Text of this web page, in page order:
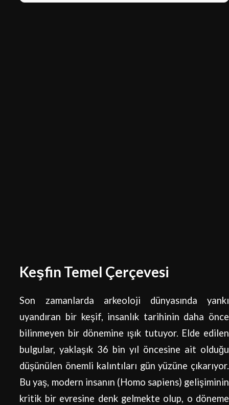
Keşfin Temel Çerçevesi
Son zamanlarda arkeoloji dünyasında yankı
uyandıran bir keşif, insanlık tarihinin daha önce
bilinmeyen bir dönemine ışık tutuyor. Elde edilen
bulgular, yaklaşık 36 bin yıl öncesine ait olduğu
düşünülen önemli kalıntıları gün yüzüne çıkarıyor.
Bu yaş, modern insanın (Homo sapiens) gelişiminin
kritik bir evresine denk gelmekte olup, o döneme